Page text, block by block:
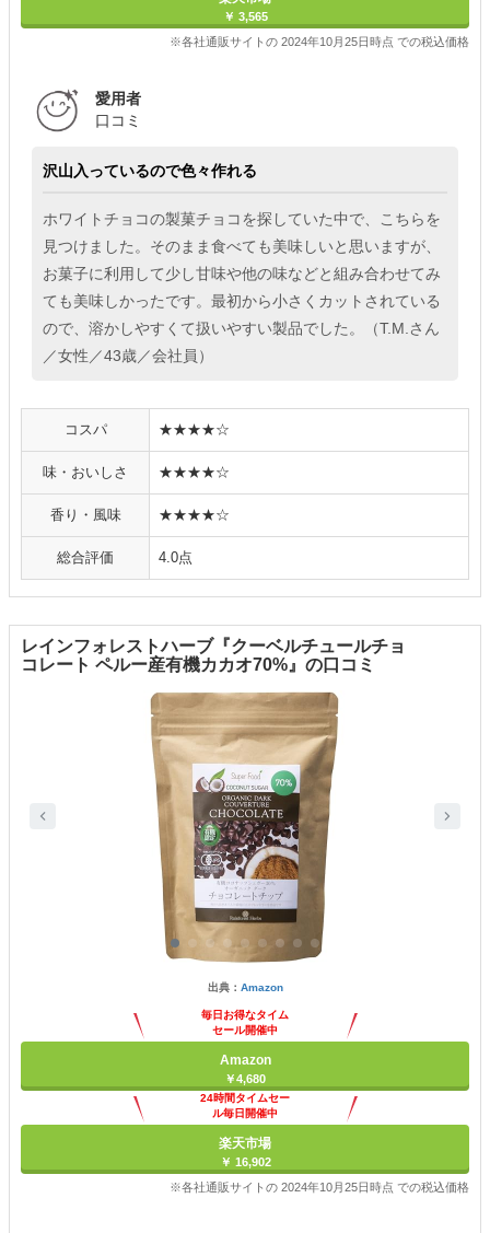
￥ 3,565
※各社通販サイトの 2024年10月25日時点 での税込価格
愛用者
口コミ
沢山入っているので色々作れる
ホワイトチョコの製菓チョコを探していた中で、こちらを
見つけました。そのまま食べても美味しいと思いますが、
お菓子に利用して少し甘味や他の味などと組み合わせてみ
ても美味しかったです。最初から小さくカットされている
ので、溶かしやすくて扱いやすい製品でした。（T.M.さん
／女性／43歳／会社員）
コスパ ★★★★☆
味・おいしさ ★★★★☆
香り・風味 ★★★★☆
総合評価 4.0点
レインフォレストハーブ『クーベルチュールチョ
コレート ペルー産有機カカオ70%』の口コミ
出典： Amazon
毎日お得なタイム
セール開催中
Amazon
￥4,680
24時間タイムセー
ル毎日開催中
楽天市場
￥ 16,902
※各社通販サイトの 2024年10月25日時点 での税込価格